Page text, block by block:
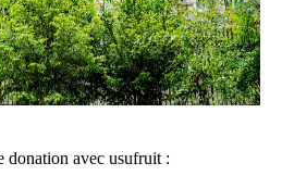
donation avec usufruit :